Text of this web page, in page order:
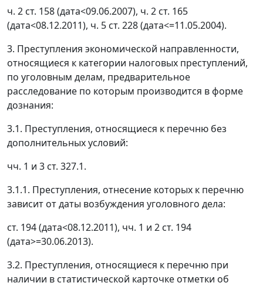
ч. 2 ст. 158 (дата<09.06.2007), ч. 2 ст. 165
(дата<08.12.2011), ч. 5 ст. 228 (дата<=11.05.2004).
3. Преступления экономической направленности,
относящиеся к категории налоговых преступлений,
по уголовным делам, предварительное
расследование по которым производится в форме
дознания:
3.1. Преступления, относящиеся к перечню без
дополнительных условий:
чч. 1 и 3 ст. 327.1.
3.1.1. Преступления, отнесение которых к перечню
зависит от даты возбуждения уголовного дела:
ст. 194 (дата<08.12.2011), чч. 1 и 2 ст. 194
(дата>=30.06.2013).
3.2. Преступления, относящиеся к перечню при
наличии в статистической карточке отметки об